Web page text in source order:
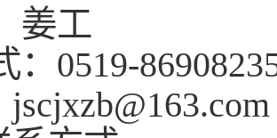
姜工
0519-
jscjxzb@163.com